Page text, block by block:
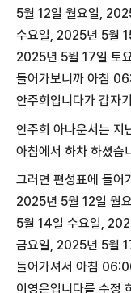
5월 12일 월요일,
수요일, 2025년 5월
2025년 5월 17일 토
들어가보니까 아침
안주희입니다가 갑자
안주희 아나운서는 지
아침에서 하차 하셨습
그러면 편성표에 들어
2025년 5월 12일 월
5월 14일 수요일,
금요일, 2025년 5월
들어가셔서 아침
이영은입니다를 수정